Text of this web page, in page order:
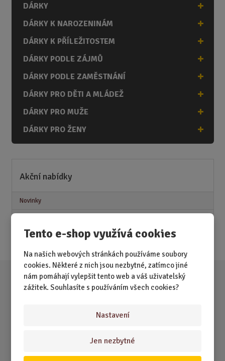
Tento e-shop využívá cookies
Na našich webových stránkách používáme soubory
cookies. Některé z nich jsou nezbytné, zatímco jiné
nám pomáhají vylepšit tento web a váš uživatelský
zážitek. Souhlasíte s používáním všech cookies?
Nastavení
Jen nezbytné
DÁRKY
DÁRKY K NAROZENINÁM
DÁRKY K PŘÍLEŽITOSTEM
DÁRKY PODLE ZÁJMŮ
DÁRKY PODLE ZAMĚSTNÁNÍ
DÁRKY PRO DĚTI A MLÁDEŽ
DÁRKY PRO MUŽE
DÁRKY PRO ŽENY
Akční nabídky
Novinky
Akce